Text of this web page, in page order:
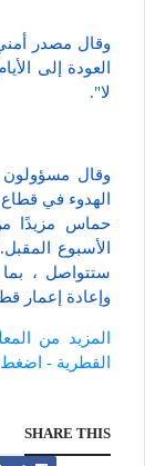
وقال مصدر
العودة إلى
لا".
وقال مسؤولون
الهدوء في
حماس مزيدًا
الأسبوع
ستتواصل ،
وإعادة إعمار
المزيد من
القطرية - اضغط
SHARE THIS